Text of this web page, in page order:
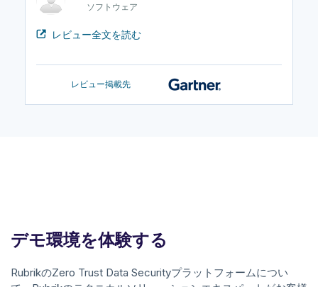
ソフトウェア
レビュー全文を読む
IT
レビュー掲載先
デモ環境を体験する
RubrikのZero Trust Data Securityプラットフォームについ